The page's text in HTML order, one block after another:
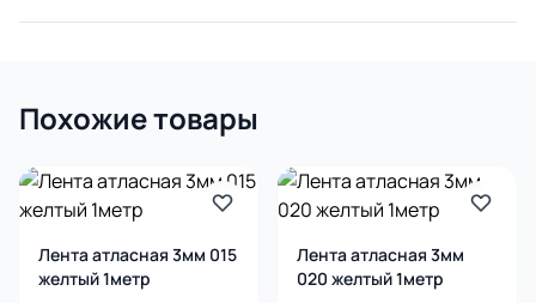
Похожие товары
Лента атласная 3мм 015
желтый 1метр
Лента атласная 3мм
020 желтый 1метр